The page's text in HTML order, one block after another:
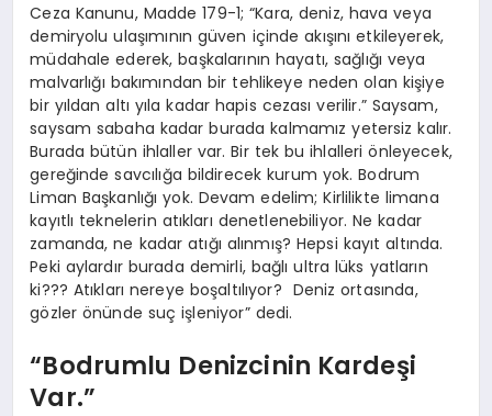
Ceza Kanunu, Madde 179-1; “Kara, deniz, hava veya
demiryolu ulaşımının güven içinde akışını etkileyerek,
müdahale ederek, başkalarının hayatı, sağlığı veya
malvarlığı bakımından bir tehlikeye neden olan kişiye
bir yıldan altı yıla kadar hapis cezası verilir.” Saysam,
saysam sabaha kadar burada kalmamız yetersiz kalır.
Burada bütün ihlaller var. Bir tek bu ihlalleri önleyecek,
gereğinde savcılığa bildirecek kurum yok. Bodrum
Liman Başkanlığı yok. Devam edelim; Kirlilikte limana
kayıtlı teknelerin atıkları denetlenebiliyor. Ne kadar
zamanda, ne kadar atığı alınmış? Hepsi kayıt altında.
Peki aylardır burada demirli, bağlı ultra lüks yatların
ki??? Atıkları nereye boşaltılıyor? Deniz ortasında,
gözler önünde suç işleniyor” dedi.
“Bodrumlu Denizcinin Kardeşi
Var.”